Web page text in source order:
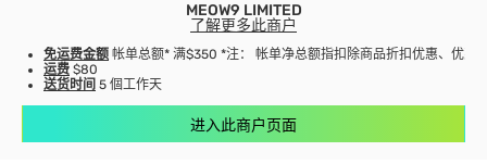
MEOW9 LIMITED
了解更多此商户
免运费金额 帐单总额* 满$350 *注： 帐单净总额指扣除商品折扣优惠、优惠
运费 $80
送货时间 5 個工作天
进入此商户页面